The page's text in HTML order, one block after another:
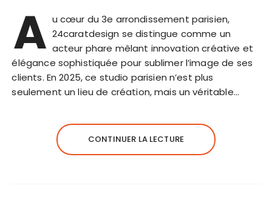
A u cœur du 3e arrondissement parisien,
24caratdesign se distingue comme un
acteur phare mêlant innovation créative et
élégance sophistiquée pour sublimer l’image de ses
clients. En 2025, ce studio parisien n’est plus
seulement un lieu de création, mais un véritable…
CONTINUER LA LECTURE